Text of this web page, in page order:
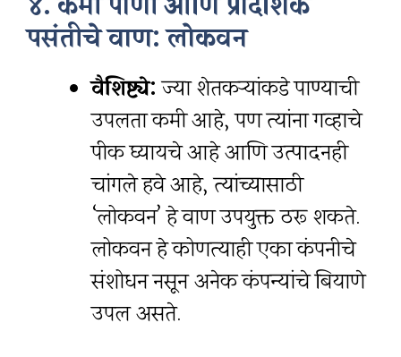
पसंतीचे वाण: लोकवन
वैशिष्ट्ये:ज्या शेतकऱ्यांकडे पाण्याची
उपलब्धता कमी आहे, पण त्यांना गव्हाचे
पीक घ्यायचे आहे आणि उत्पादनही
चांगले हवे आहे, त्यांच्यासाठी
‘लोकवन’ हे वाण उपयुक्त ठरू शकते.
लोकवन हे कोणत्याही एका कंपनीचे
संशोधन नसून अनेक कंपन्यांचे बियाणे
उपलब्ध असते.